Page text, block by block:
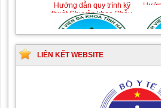
Hướng dẫn quy trình kỹ
thuật Chuyên khoa Phẫu
thuật Tiết niệu
LIÊN KẾT WEBSITE